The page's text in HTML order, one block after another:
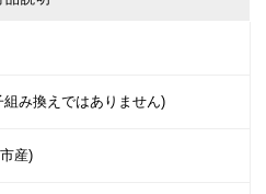
組み換えではありません)
産)